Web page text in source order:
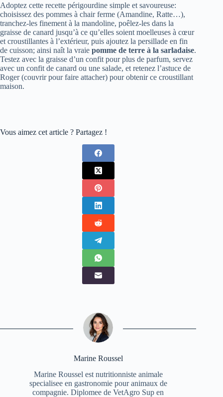
Adoptez cette recette périgourdine simple et savoureuse:
choisissez des pommes à chair ferme (Amandine, Ratte…),
tranchez-les finement à la mandoline, poêlez-les dans la
graisse de canard jusqu’à ce qu’elles soient moelleuses à cœur
et croustillantes à l’extérieur, puis ajoutez la persillade en fin
de cuisson; ainsi naît la vraie pomme de terre à la sarladaise.
Testez avec la graisse d’un confit pour plus de parfum, servez
avec un confit de canard ou une salade, et retenez l’astuce de
Roger (couvrir pour faire attacher) pour obtenir ce croustillant
maison.
Vous aimez cet article ? Partagez !
Marine Roussel
Marine Roussel est nutritionniste animale
specialisee en gastronomie pour animaux de
compagnie. Diplomee de VetAgro Sup en